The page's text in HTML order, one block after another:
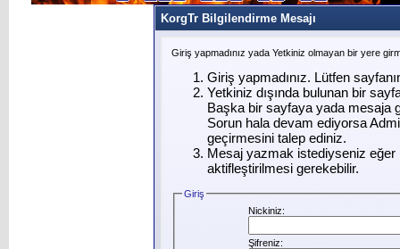
KorgTr Bilgilendirme Mesajı
Giriş yapmadınız yada Yetkiniz olmayan bir yere
Giriş yapmadınız. Lütfen
Yetkiniz dışında bulunan bir
Başka bir sayfaya yada mesaja
Sorun hala devam ediyorsa
geçirmesini talep ediniz.
Mesaj yazmak istediyseniz eğer
aktifleştirilmesi gerekebilir.
Giriş
Nickiniz:
Şifreniz: